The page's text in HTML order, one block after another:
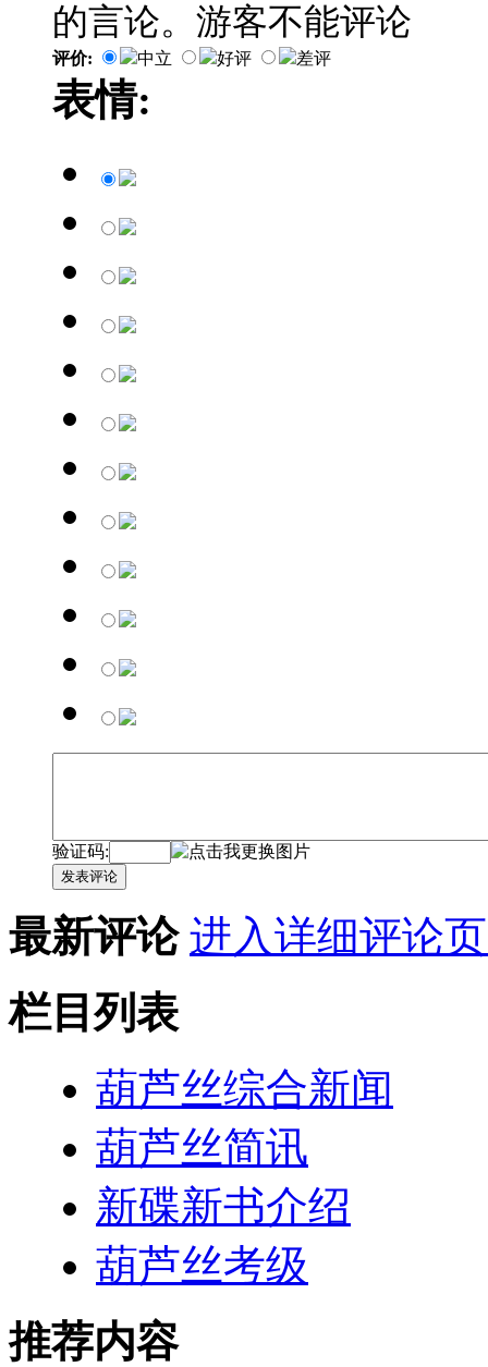
的言论。游客不能评论
评价: 中立 好评 差评
表情:
验证码:
发表评论
最新评论 进入详细评论
栏目列表
葫芦丝综合新闻
葫芦丝简讯
新碟新书介绍
葫芦丝考级
推荐内容